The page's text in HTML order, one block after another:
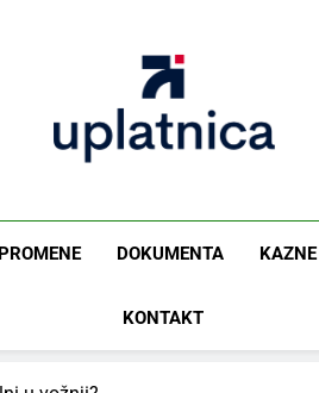
Uplatnica
DOKUMENTA KAZNE
KONTAKT